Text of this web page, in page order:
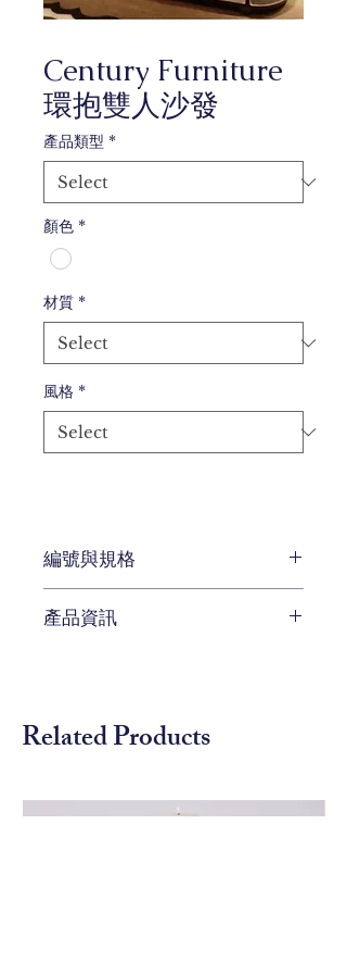
Century Furniture
環抱雙人沙發
產品類型 *
顏色 *
材質 *
風格 *
編號與規格
編號 CEN-22-100A
產品資訊
Related Products